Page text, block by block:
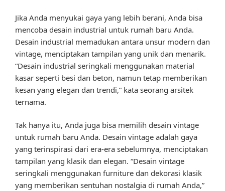
Jika Anda menyukai gaya yang lebih berani, Anda bisa
mencoba desain industrial untuk rumah baru Anda.
Desain industrial memadukan antara unsur modern dan
vintage, menciptakan tampilan yang unik dan menarik.
“Desain industrial seringkali menggunakan material
kasar seperti besi dan beton, namun tetap memberikan
kesan yang elegan dan trendi,” kata seorang arsitek
ternama.
Tak hanya itu, Anda juga bisa memilih desain vintage
untuk rumah baru Anda. Desain vintage adalah gaya
yang terinspirasi dari era-era sebelumnya, menciptakan
tampilan yang klasik dan elegan. “Desain vintage
seringkali menggunakan furniture dan dekorasi klasik
yang memberikan sentuhan nostalgia di rumah Anda,”